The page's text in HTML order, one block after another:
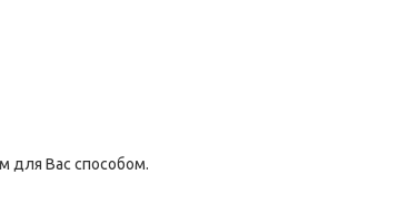
для Вас способом.